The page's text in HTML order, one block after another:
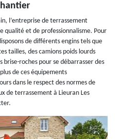
l’entreprise de terrassement
qualité et de professionnalisme. Pour
de différents engins tels que
tailles, des camions poids lourds
roches pour se débarrasser des
de ces équipements
dans le respect des normes de
de terrassement à Lieuran Les